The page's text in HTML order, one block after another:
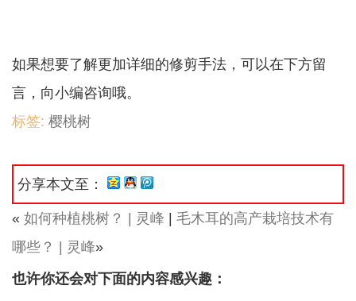
如果想要了解更加详细的修剪手法，可以在下方留
言，向小编咨询哦。
标签: 樱桃树
分享本文至：
« 如何种植桃树？ | 灵峰
毛木耳的高产栽培技术有
哪些？ | 灵峰»
也许你还会对下面的内容感兴趣：